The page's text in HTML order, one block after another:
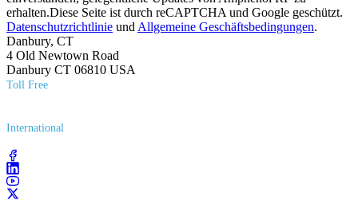
erhalten.Diese Seite ist durch reCAPTCHA und Google geschützt.
Datenschutzrichtlinie und Allgemeine Geschäftsbedingungen.
Danbury, CT
4 Old Newtown Road
Danbury CT 06810 USA
Toll Free
International